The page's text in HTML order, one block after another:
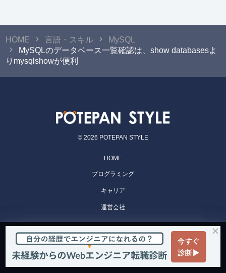
HOME 言語・スキル
MySQL
MySQLのデータベース一覧確認は、show databasesよ
りmysqlshowが便利
© 2026 POTEPAN STYLE
HOME
プログラミング
キャリア
運営会社
POTEPAN CAMP